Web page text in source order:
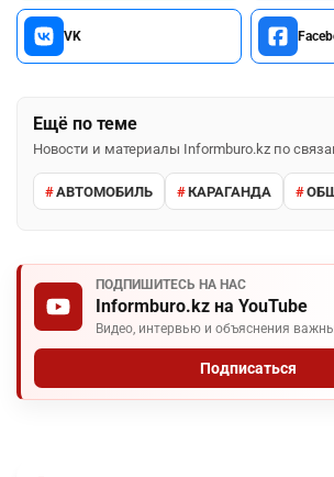
VK
Ещё по теме
Новости и материалы Informburo.kz по
АВТОМОБИЛЬ КАРАГАНДА
ПОДПИШИТЕСЬ НА НАС
Informburo.kz на YouTube
Видео, интервью и объяснения
Подписаться